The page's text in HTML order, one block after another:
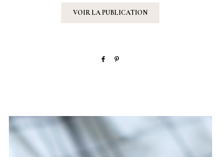
VOIR LA PUBLICATION